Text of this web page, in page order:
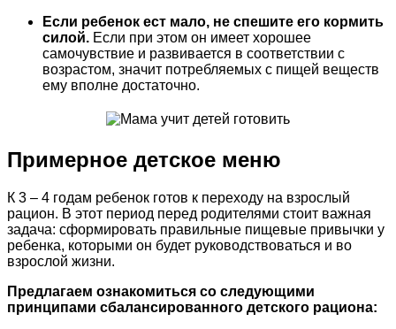
Если ребенок ест мало, не спешите его кормить
силой. Если при этом он имеет хорошее
самочувствие и развивается в соответствии с
возрастом, значит потребляемых с пищей веществ
ему вполне достаточно.
Примерное детское меню
К 3 – 4 годам ребенок готов к переходу на взрослый
рацион. В этот период перед родителями стоит важная
задача: сформировать правильные пищевые привычки у
ребенка, которыми он будет руководствоваться и во
взрослой жизни.
Предлагаем ознакомиться со следующими
принципами сбалансированного детского рациона: